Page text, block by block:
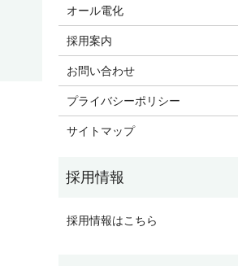
オール電化
採用案内
お問い合わせ
プライバシーポリシー
サイトマップ
採用情報はこちら